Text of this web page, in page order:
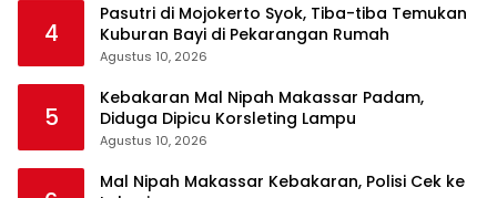
4
Pasutri di Mojokerto Syok, Tiba-tiba Temukan
Kuburan Bayi di Pekarangan Rumah
Agustus 10, 2026
5
Kebakaran Mal Nipah Makassar Padam,
Diduga Dipicu Korsleting Lampu
Agustus 10, 2026
Mal Nipah Makassar Kebakaran, Polisi Cek ke